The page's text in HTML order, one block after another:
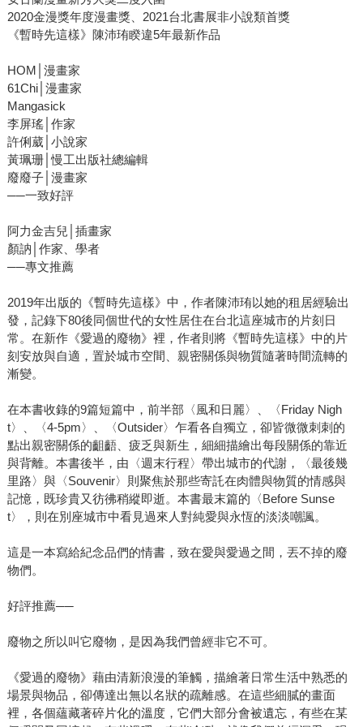
2020金漫獎年度漫畫獎、2021台北書展非小說類首獎
《暫時先這樣》陳沛珛睽違5年最新作品
HOM│漫畫家
61Chi│漫畫家
Mangasick
李屏瑤│作家
許俐葳│小說家
黃珮珊│慢工出版社總編輯
廢廢子│漫畫家
──一致好評
阿力金吉兒│插畫家
顏訥│作家、學者
──專文推薦
2019年出版的《暫時先這樣》中，作者陳沛珛以她的租居經驗出
發，記錄下80後同個世代的女性居住在台北這座城市的片刻日
常。在新作《愛過的廢物》裡，作者則將《暫時先這樣》中的片
刻安放與自適，置於城市空間、親密關係與物質隨著時間流轉的
漸變。
在本書收錄的9篇短篇中，前半部〈風和日麗〉、〈Friday Nigh
t〉、〈4-5pm〉、〈Outsider〉乍看各自獨立，卻皆微微刺刺的
點出親密關係的齟齬、疲乏與新生，細細描繪出每段關係的靠近
與背離。本書後半，由〈週末行程〉帶出城市的代謝，〈最後幾
里路〉與〈Souvenir〉則聚焦於那些寄託在肉體與物質的情感與
記憶，既珍貴又彷彿稍縱即逝。本書最末篇的〈Before Sunse
t〉，則在別座城市中看見過來人對純愛與永恆的淡淡嘲諷。
這是一本寫給紀念品們的情書，致在愛與愛過之間，丟不掉的廢
物們。
好評推薦──
廢物之所以叫它廢物，是因為我們曾經非它不可。
《愛過的廢物》藉由清新浪漫的筆觸，描繪著日常生活中熟悉的
場景與物品，卻傳達出無以名狀的疏離感。在這些細膩的畫面
裡，各個蘊藏著碎片化的溫度，它們大部分會被遺忘，有些在某